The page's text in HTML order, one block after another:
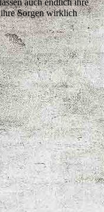
auch endlich ihre
Sorgen wirklich